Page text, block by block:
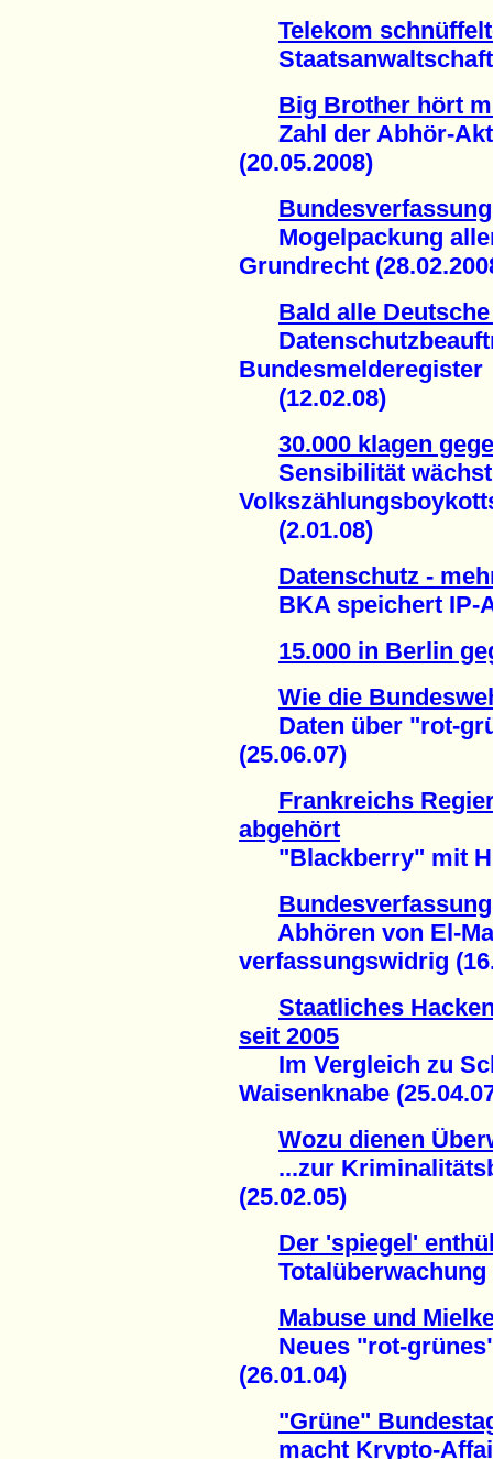
Telekom
Staatsanwaltschaft
Big Brother hört
Zahl der Abhör-
(20.05.2008)
Mogelpackung
Grundrecht
Bald alle
Bundesmelderegister
(12.02.08)
30.000 klagen
Sensibilität wächst
(2.01.08)
Datenschutz -
BKA speichert IP-
15.000 in Berlin
Wie die
Daten über "rot-
(25.06.07)
Frankreichs
abgehört
"Blackberry" mit
Abhören von El-
verfassungswidrig
Staatliches
seit 2005
Im Vergleich zu
Waisenknabe
Wozu dienen
...zur
(25.02.05)
Der 'spiegel'
Totalüberwachung
Mabuse und
Neues "rot-grünes"
(26.01.04)
"Grüne"
macht Krypto-